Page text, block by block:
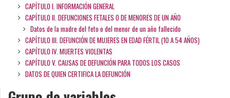
CAPÍTULO I. INFORMACIÓN GENERAL
CAPÍTULO II. DEFUNCIONES FETALES O DE MENORES DE UN AÑO
Datos de la madre del feto o del menor de un año fallecido
CAPÍTULO III. DEFUNCIÓN DE MUJERES EN EDAD FÉRTIL (10 A 54 AÑOS)
CAPÍTULO IV. MUERTES VIOLENTAS
CAPÍTULO V. CAUSAS DE DEFUNCIÓN PARA TODOS LOS CASOS
DATOS DE QUIEN CERTIFICA LA DEFUNCIÓN